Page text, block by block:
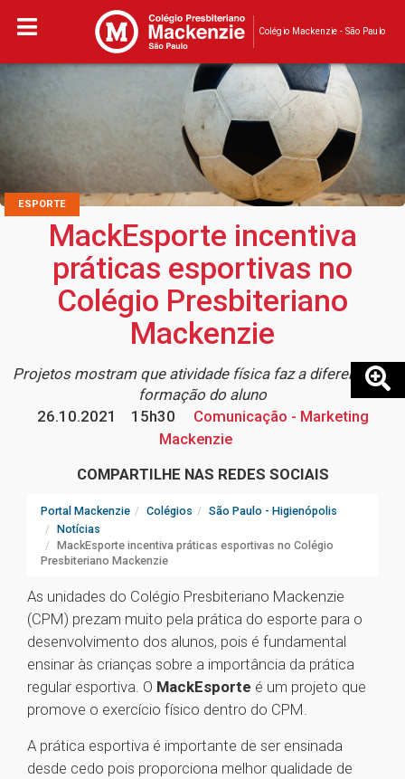
Colégio Mackenzie - São Paulo
ESPORTE
MackEsporte incentiva
práticas esportivas no
Colégio Presbiteriano
Mackenzie
Projetos mostram que atividade física faz a diferença na
formação do aluno
26.10.2021
15h30
Comunicação - Marketing
Mackenzie
COMPARTILHE NAS REDES SOCIAIS
Portal Mackenzie Colégios
São Paulo - Higienópolis
Notícias
MackEsporte incentiva práticas esportivas no Colégio
Presbiteriano Mackenzie
As unidades do Colégio Presbiteriano Mackenzie
(CPM) prezam muito pela prática do esporte para o
desenvolvimento dos alunos, pois é fundamental
ensinar às crianças sobre a importância da prática
regular esportiva. O MackEsporte é um projeto que
promove o exercício físico dentro do CPM.
A prática esportiva é importante de ser ensinada
desde cedo pois proporciona melhor qualidade de